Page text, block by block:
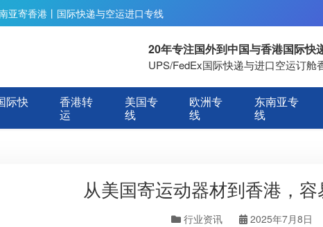
亚寄香港丨国际快递与空运进口专线
20年专注国外到中国与香港国际快
UPS/FedEx国际快递与进口空运订舱
际快
香港转
运
美国专
线
欧洲专
线
东南亚专
线
从美国寄运动器材到香港，容
行业资讯 2025年7月8日